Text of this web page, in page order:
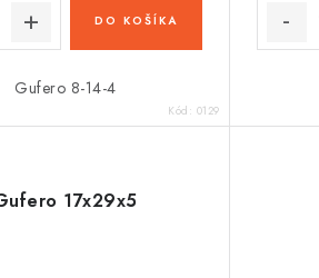
DO KOŠÍKA
Gufero 8-14-4
Kód: 0129
17x29x5